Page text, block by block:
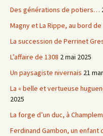
Des générations de potiers…
Magny et La Rippe, au bord de
La succession de Perrinet
L’affaire de 1308 2 mai 2025
Un paysagiste nivernais 21
La « belle et vertueuse
2025
La forge d’un duc, à
Ferdinand Gambon, un